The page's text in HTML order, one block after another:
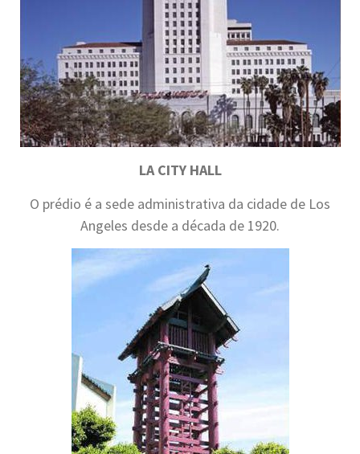
LA CITY HALL
O prédio é a sede administrativa da cidade de Los
Angeles desde a década de 1920.